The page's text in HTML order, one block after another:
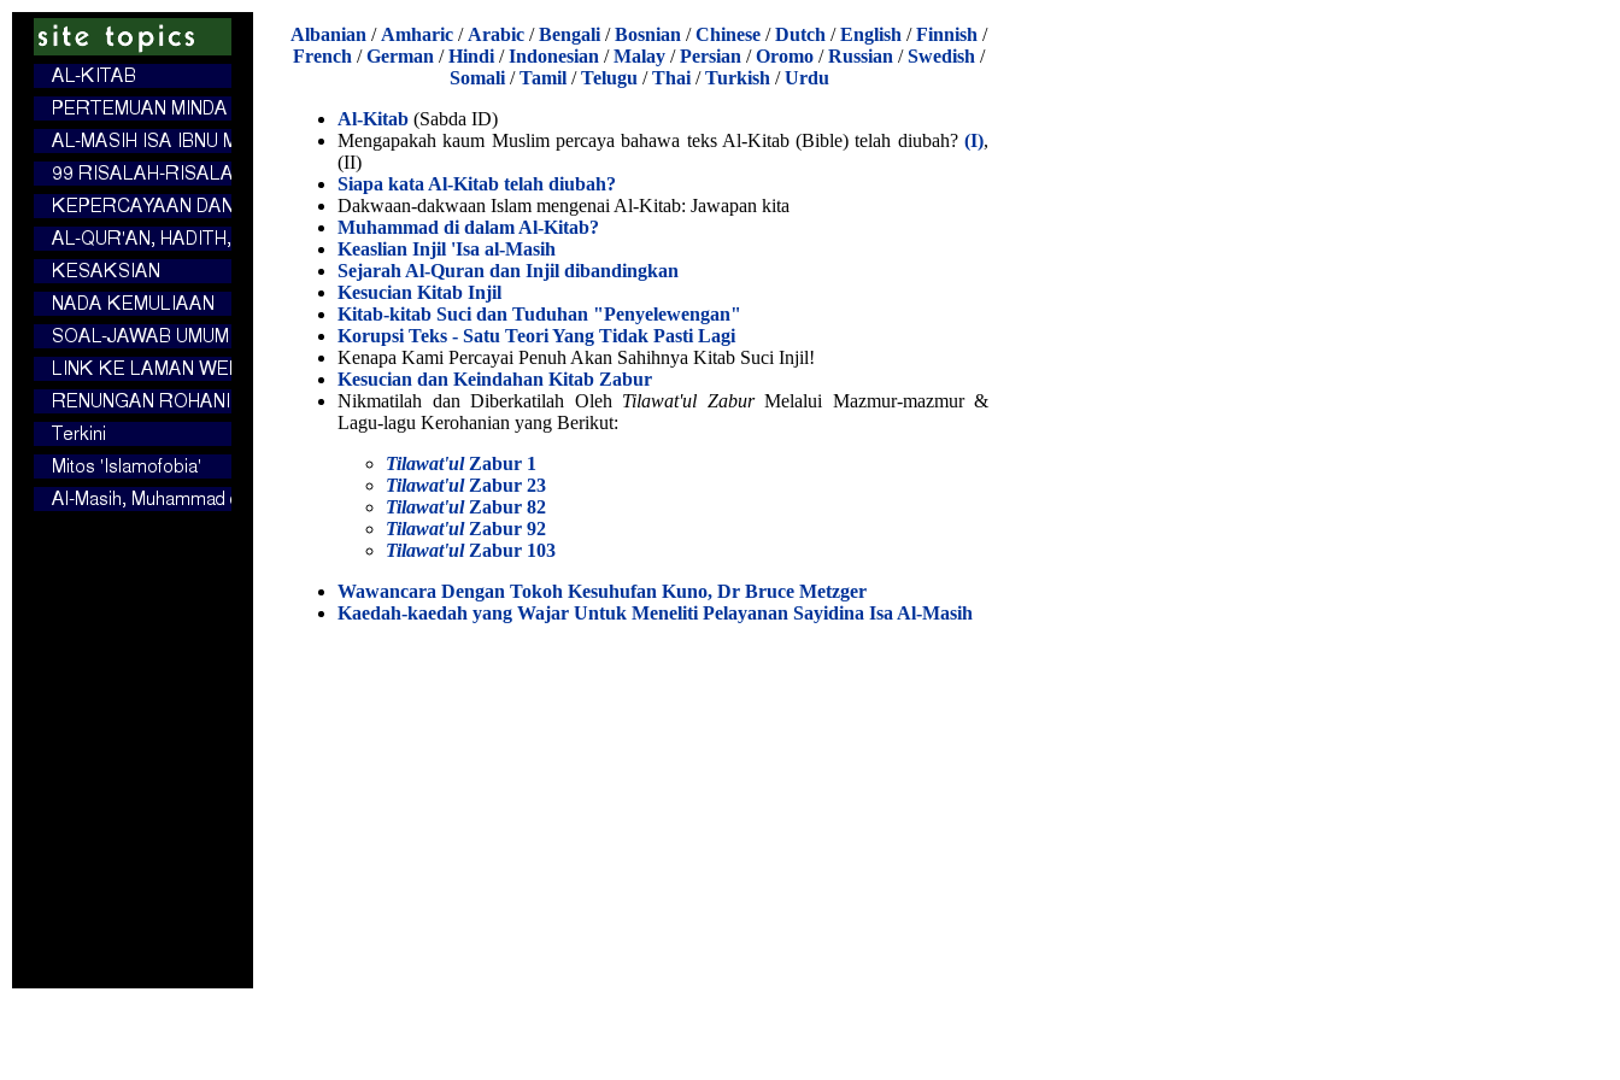
Albanian / Amharic / Arabic /Bengali /Bosnian /Chinese /Dutch /English /Finnish /
French /German /Hindi /Indonesian /Malay /Persian /Oromo /Russian /Swedish /
Somali/Tamil/Telugu /Thai/Turkish /Urdu
Al-Kitab (Sabda ID)
Mengapakah kaum Muslim percaya bahawa teks Al-Kitab (Bible) telah diubah? (I),
(II)
Siapa kata Al-Kitab telah diubah?
Dakwaan-dakwaan Islam mengenai Al-Kitab: Jawapan kita
Muhammad di dalam Al-Kitab?
Keaslian Injil 'Isa al-Masih
Sejarah Al-Quran dan Injil dibandingkan
Kesucian Kitab Injil
Kitab-kitab Suci dan Tuduhan "Penyelewengan"
Korupsi Teks - Satu Teori Yang Tidak Pasti Lagi
Kenapa Kami Percayai Penuh Akan Sahihnya Kitab Suci Injil!
Kesucian dan Keindahan Kitab Zabur
Nikmatilah dan Diberkatilah Oleh Tilawat'ul ZaburMelalui Mazmur-mazmur &
Lagu-lagu Kerohanian yang Berikut:
Tilawat'ulZabur 1
Tilawat'ulZabur 23
Tilawat'ulZabur 82
Tilawat'ulZabur 92
Tilawat'ulZabur 103
Wawancara Dengan Tokoh Kesuhufan Kuno, Dr Bruce Metzger
Kaedah-kaedah yang Wajar Untuk Meneliti Pelayanan Sayidina Isa Al-Masih